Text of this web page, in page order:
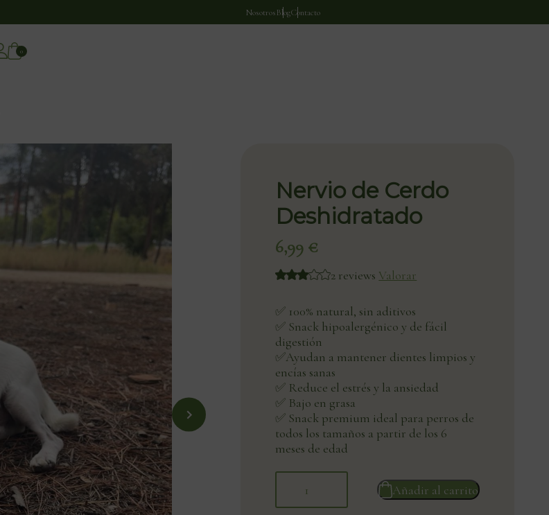
NosotrosBlogContacto
0
Nervio de Cerdo
Deshidratado
6,99 €
2 reviews Valorar
✅ 100% natural, sin aditivos
✅ Snack hipoalergénico y de fácil
digestión
✅Ayudan a mantener dientes limpios y
encías sanas
✅ Reduce el estrés y la ansiedad
✅ Bajo en grasa
✅ Snack premium ideal para perros de
todos los tamaños a partir de los 6
meses de edad
Añadir al carrito